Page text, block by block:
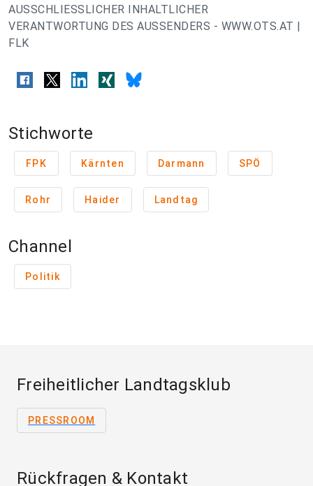
AUSSCHLIESSLICHER INHALTLICHER
VERANTWORTUNG DES AUSSENDERS - WWW.OTS.AT |
FLK
Stichworte
FPK Kärnten Darmann SPÖ
Rohr Haider Landtag
Channel
Politik
Freiheitlicher Landtagsklub
PRESSROOM
Rückfragen & Kontakt